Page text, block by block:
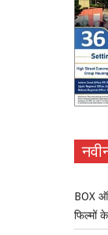
BOX
फिल्मों